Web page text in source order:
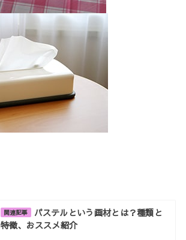
関連記事
パステルという画材とは？種類と
特徴、おススメ紹介